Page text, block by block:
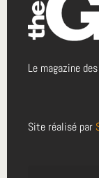
Le magazine
Site réalisé par